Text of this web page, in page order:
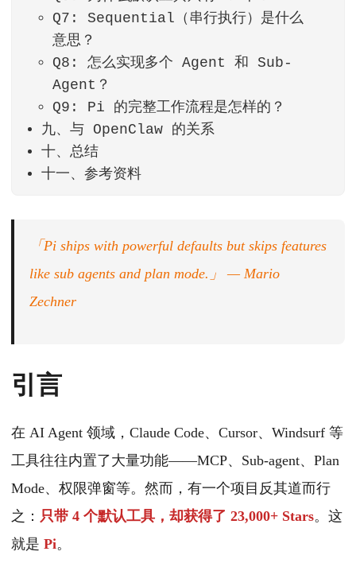
Q7: Sequential（串行执行）是什么
意思？
Q8: 怎么实现多个 Agent 和 Sub-
Agent？
Q9: Pi 的完整工作流程是怎样的？
九、与 OpenClaw 的关系
十、总结
十一、参考资料
「Pi ships with powerful defaults but skips features
like sub agents and plan mode.」
— Mario
Zechner
引言
在 AI Agent 领域，Claude Code、Cursor、Windsurf 等
工具往往内置了大量功能——MCP、Sub-agent、Plan
Mode、权限弹窗等。然而，有一个项目反其道而行
之： 只带 4 个默认工具，却获得了 23,000+ Stars。这
就是 Pi。